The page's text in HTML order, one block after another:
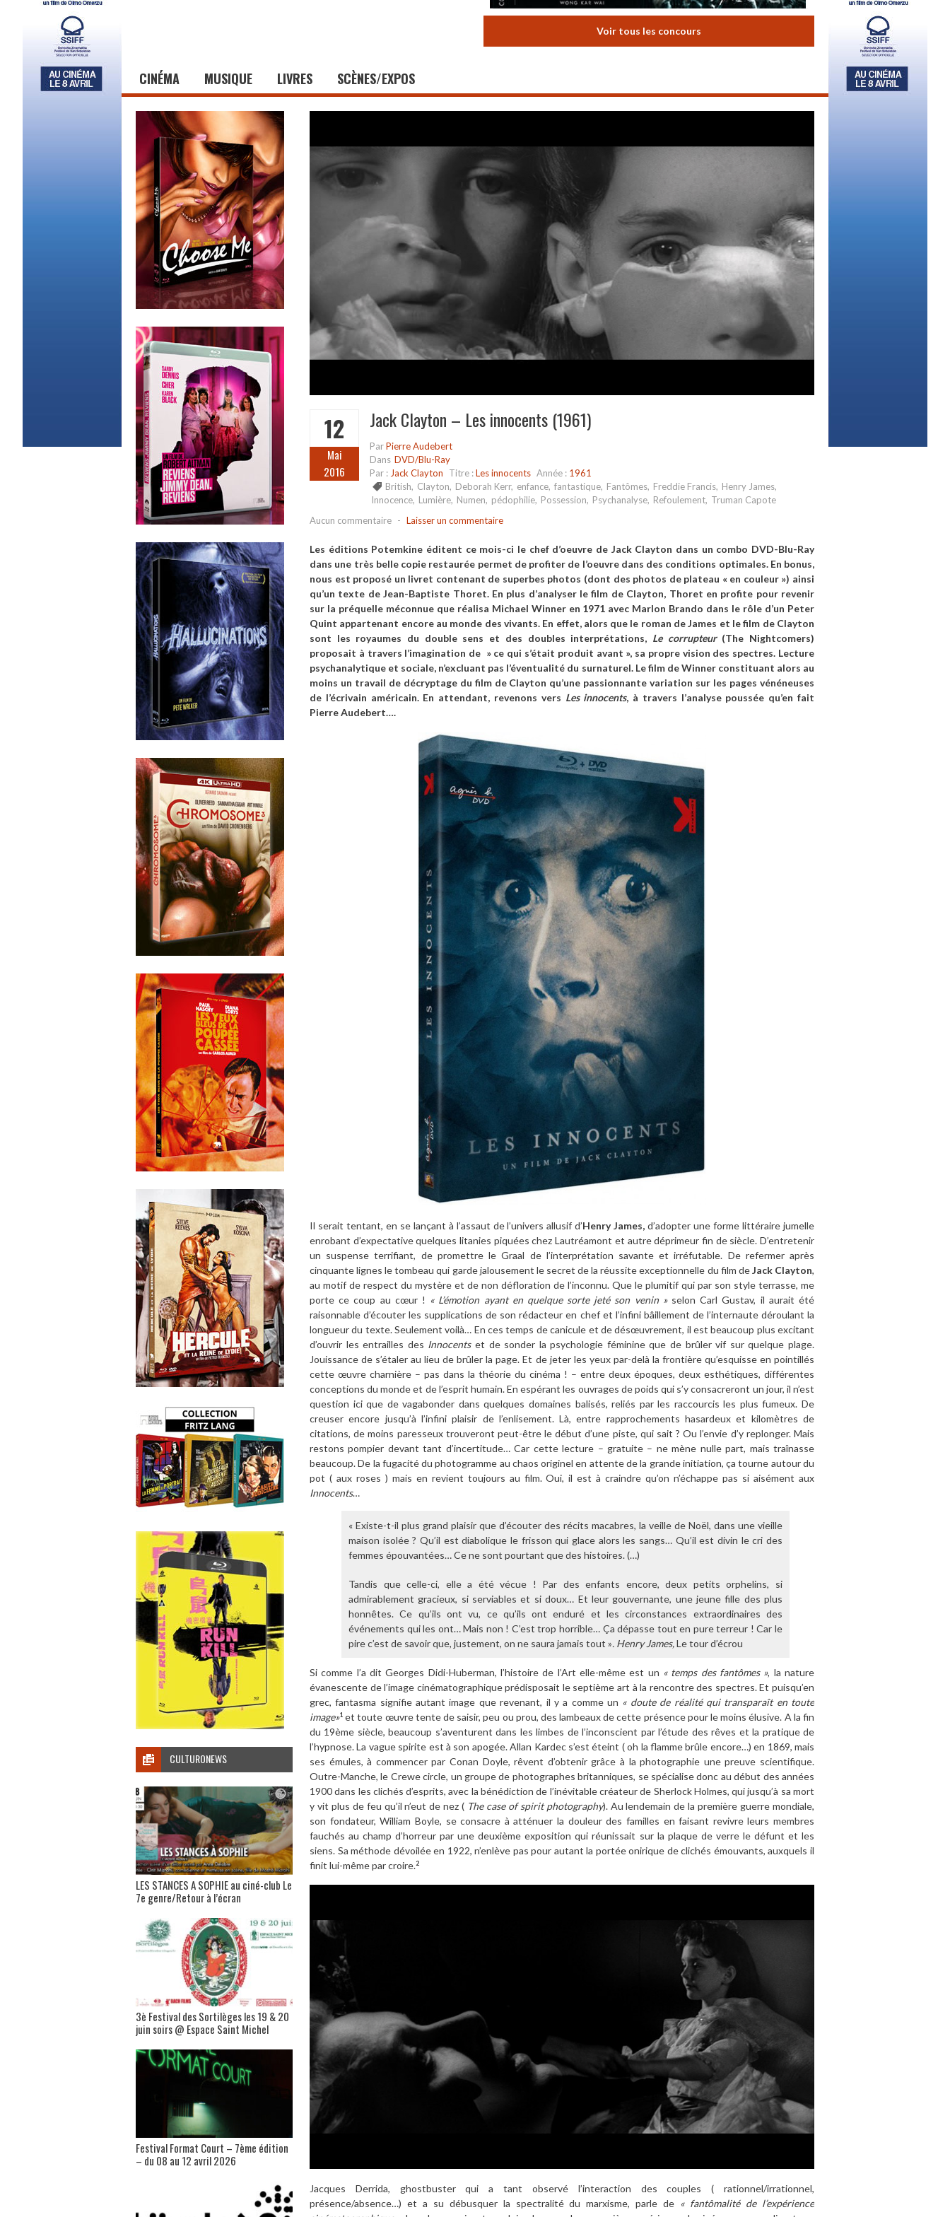
Voir tous les concours
CINÉMA MUSIQUE LIVRES SCÈNES/EXPOS
12
Mai
2016
Jack Clayton – Les innocents (1961)
ParPierre Audebert
Dans DVD/Blu-Ray
Par : Jack Clayton Titre :Les innocents Année : 1961
British, Clayton, Deborah Kerr, enfance, fantastique, Fantômes, Freddie Francis, Henry James,
Innocence, Lumière, Numen, pédophilie, Possession, Psychanalyse, Refoulement, Truman Capote
Aucun commentaire - Laisser un commentaire
Les éditions Potemkine éditent ce mois-ci le chef d’oeuvre de Jack Clayton dans un combo DVD-Blu-Ray
dans une très belle copie restaurée permet de profiter de l’oeuvre dans des conditions optimales. En bonus,
nous est proposé un livret contenant de superbes photos (dont des photos de plateau « en couleur ») ainsi
qu’un texte de Jean-Baptiste Thoret. En plus d’analyser le film de Clayton, Thoret en profite pour revenir
sur la préquelle méconnue que réalisa Michael Winner en 1971 avec Marlon Brando dans le rôle d’un Peter
Quint appartenant encore au monde des vivants. En effet, alors que le roman de James et le film de Clayton
sont les royaumes du double sens et des doubles interprétations, Le corrupteur (The Nightcomers)
proposait à travers l’imagination de » ce qui s’était produit avant », sa propre vision des spectres. Lecture
psychanalytique et sociale, n’excluant pas l’éventualité du surnaturel. Le film de Winner constituant alors au
moins un travail de décryptage du film de Clayton qu’une passionnante variation sur les pages vénéneuses
de l’écrivain américain. En attendant, revenons vers Les innocents, à travers l’analyse poussée qu’en fait
Pierre Audebert….
Il serait tentant, en se lançant à l’assaut de l’univers allusif d’Henry James, d’adopter une forme littéraire jumelle
enrobant d’expectative quelques litanies piquées chez Lautréamont et autre déprimeur fin de siècle. D’entretenir
un suspense terrifiant, de promettre le Graal de l’interprétation savante et irréfutable. De refermer après
cinquante lignes le tombeau qui garde jalousement le secret de la réussite exceptionnelle du film deJack Clayton,
au motif de respect du mystère et de non défloration de l’inconnu. Que le plumitif qui par son style terrasse, me
porte ce coup au cœur ! « L’émotion ayant en quelque sorte jeté son venin »selon Carl Gustav, il aurait été
raisonnable d’écouter les supplications de son rédacteur en chef et l’infini bâillement de l’internaute déroulant la
longueur du texte. Seulement voilà… En ces temps de canicule et de désœuvrement, il est beaucoup plus excitant
d’ouvrir les entrailles des Innocentset de sonder la psychologie féminine que de brûler vif sur quelque plage.
Jouissance de s’étaler au lieu de brûler la page. Et de jeter les yeux par-delà la frontière qu’esquisse en pointillés
cette œuvre charnière – pas dans la théorie du cinéma ! – entre deux époques, deux esthétiques, différentes
conceptions du monde et de l’esprit humain. En espérant les ouvrages de poids qui s’y consacreront un jour, il n’est
question ici que de vagabonder dans quelques domaines balisés, reliés par les raccourcis les plus fumeux. De
creuser encore jusqu’à l’infini plaisir de l’enlisement. Là, entre rapprochements hasardeux et kilomètres de
citations, de moins paresseux trouveront peut-être le début d’une piste, qui sait ? Ou l’envie d’y replonger. Mais
restons pompier devant tant d’incertitude… Car cette lecture – gratuite – ne mène nulle part, mais traînasse
beaucoup. De la fugacité du photogramme au chaos originel en attente de la grande initiation, ça tourne autour du
pot ( aux roses ) mais en revient toujours au film. Oui, il est à craindre qu’on n’échappe pas si aisément aux
Innocents…
« Existe-t-il plus grand plaisir que d’écouter des récits macabres, la veille de Noël, dans une vieille
maison isolée ? Qu’il est diabolique le frisson qui glace alors les sangs… Qu’il est divin le cri des
femmes épouvantées… Ce ne sont pourtant que des histoires. (…)
Tandis que celle-ci, elle a été vécue ! Par des enfants encore, deux petits orphelins, si
admirablement gracieux, si serviables et si doux… Et leur gouvernante, une jeune fille des plus
honnêtes. Ce qu’ils ont vu, ce qu’ils ont enduré et les circonstances extraordinaires des
événements qui les ont… Mais non ! C’est trop horrible… Ça dépasse tout en pure terreur ! Car le
pire c’est de savoir que, justement, on ne saura jamais tout ». Henry James,Le tour d’écrou
Si comme l’a dit Georges Didi-Huberman, l’histoire de l’Art elle-même est un « temps des fantômes », la nature
évanescente de l’image cinématographique prédisposait le septième art à la rencontre des spectres. Et puisqu’en
grec, fantasma signifie autant image que revenant, il y a comme un « doute de réalité qui transparaît en toute
image»1 et toute œuvre tente de saisir, peu ou prou, des lambeaux de cette présence pour le moins élusive. A la fin
du 19ème siècle, beaucoup s’aventurent dans les limbes de l’inconscient par l’étude des rêves et la pratique de
l’hypnose. La vague spirite est à son apogée. Allan Kardec s’est éteint ( oh la flamme brûle encore…) en 1869, mais
ses émules, à commencer par Conan Doyle, rêvent d’obtenir grâce à la photographie une preuve scientifique.
Outre-Manche, le Crewe circle, un groupe de photographes britanniques, se spécialise donc au début des années
1900 dans les clichés d’esprits, avec la bénédiction de l’inévitable créateur de Sherlock Holmes, qui jusqu’à sa mort
y vit plus de feu qu’il n’eut de nez ( The case of spirit photography). Au lendemain de la première guerre mondiale,
son fondateur, William Boyle, se consacre à atténuer la douleur des familles en faisant revivre leurs membres
fauchés au champ d’horreur par une deuxième exposition qui réunissait sur la plaque de verre le défunt et les
siens. Sa méthode dévoilée en 1922, n’enlève pas pour autant la portée onirique de clichés émouvants, auxquels il
finit lui-même par croire.2
Jacques Derrida, ghostbuster qui a tant observé l’interaction des couples ( rationnel/irrationnel,
présence/absence…) et a su débusquer la spectralité du marxisme, parle de « fantômalité de l’expérience
CULTURONEWS
LES STANCES A SOPHIE au ciné-club Le
7e genre/Retour à l’écran
3è Festival des Sortilèges les 19 & 20
juin soirs @ Espace Saint Michel
Festival Format Court – 7ème édition
– du 08 au 12 avril 2026